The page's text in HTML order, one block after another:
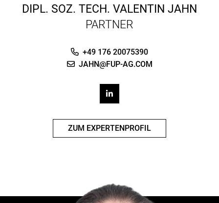
DIPL. SOZ. TECH. VALENTIN JAHN
PARTNER
+49 176 20075390
JAHN@FUP-AG.COM
ZUM EXPERTENPROFIL